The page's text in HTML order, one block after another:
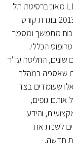
עו"ד מור הקריש בוגרת תואר שני במשפטים LLM מאוניברסיטת תל
אביב, חברה בלשכת עורכי הדין בישראל משנת 2013 בוגרת קורס
כוח מתמשך ומסמך
הכללי.
שונים, החליטה עו"ד
שאספה במהלך
שעומדים בצד
גופים,
והידע
לשנות את
חדשה.